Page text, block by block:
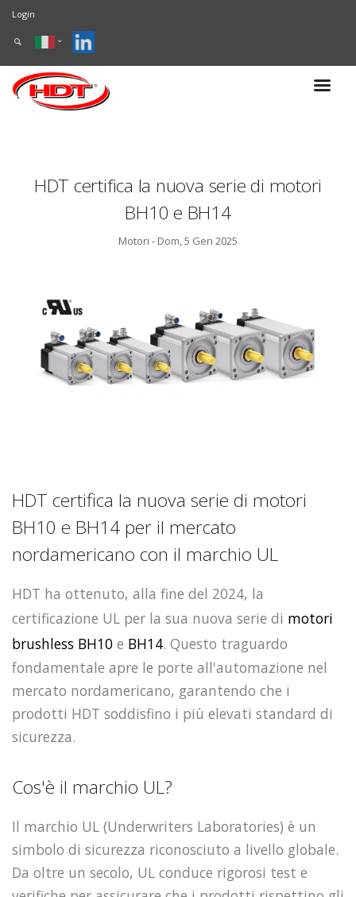
Login
HDT certifica la nuova serie di motori
BH10 e BH14
Motori - Dom, 5 Gen 2025
HDT certifica la nuova serie di motori
BH10 e BH14 per il mercato
nordamericano con il marchio UL
HDT ha ottenuto, alla fine del 2024, la
certificazione UL per la sua nuova serie di motori
brushless BH10 e BH14. Questo traguardo
fondamentale apre le porte all'automazione nel
mercato nordamericano, garantendo che i
prodotti HDT soddisfino i più elevati standard di
sicurezza.
Cos'è il marchio UL?
Il marchio UL (Underwriters Laboratories) è un
simbolo di sicurezza riconosciuto a livello globale.
Da oltre un secolo, UL conduce rigorosi test e